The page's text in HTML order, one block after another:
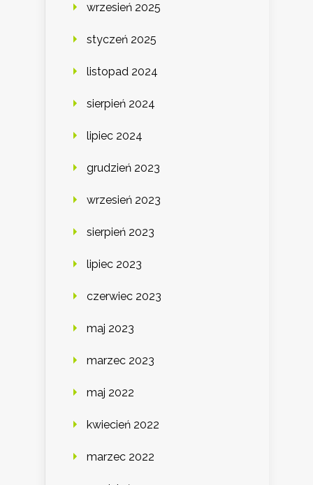
wrzesień 2025
styczeń 2025
listopad 2024
sierpień 2024
lipiec 2024
grudzień 2023
wrzesień 2023
sierpień 2023
lipiec 2023
czerwiec 2023
maj 2023
marzec 2023
maj 2022
kwiecień 2022
marzec 2022